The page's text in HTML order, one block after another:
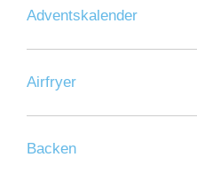
Adventskalender
Airfryer
Backen